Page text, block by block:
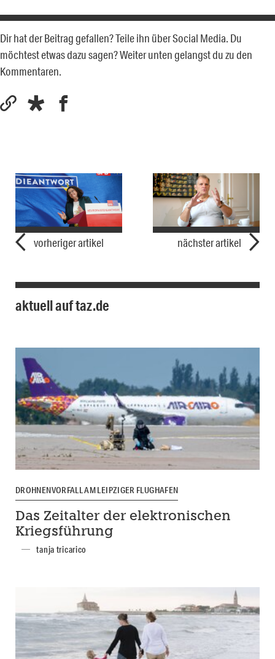
Dir hat der Beitrag gefallen? Teile ihn über Social Media. Du
möchtest etwas dazu sagen? Weiter unten gelangst du zu den
Kommentaren.
vorheriger artikel nächster artikel
aktuell auf taz.de
DROHNENVORFALL AM LEIPZIGER FLUGHAFEN
Das Zeitalter der elektronischen
Kriegsführung
tanja tricarico